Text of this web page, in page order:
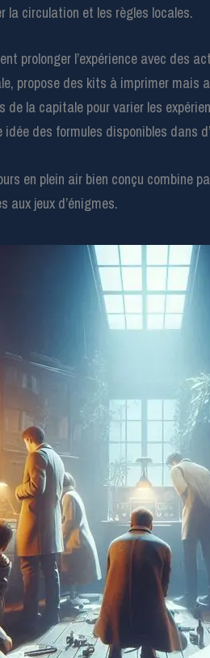
la circulation et les règles locales.
prolonger l’expérience avec des
propose des kits à imprimer mais
de la capitale pour varier les
idée des formules disponibles
en plein air bien conçu combine
aux jeux d’énigmes.